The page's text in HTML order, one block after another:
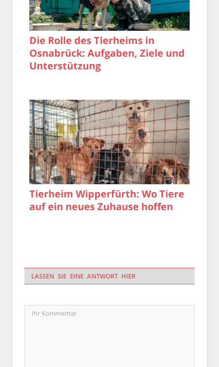
Die Rolle des Tierheims in
Osnabrück: Aufgaben, Ziele und
Unterstützung
Tierheim Wipperfürth: Wo Tiere
auf ein neues Zuhause hoffen
LASSEN SIE EINE ANTWORT HIER